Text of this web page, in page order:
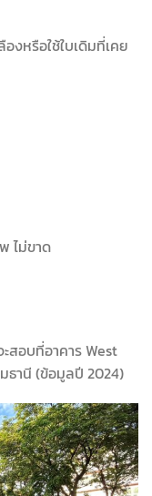
งหรือใช้ใบเดิมที่เคย
ไม่ขาด
สอบที่อาคาร West
ธานี (ข้อมูลปี 2024)